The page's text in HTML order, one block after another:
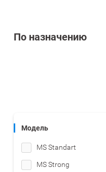
По назначению
Модель
MS Standart
MS Strong